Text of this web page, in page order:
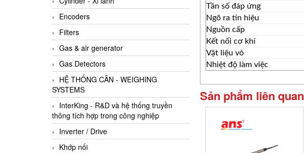
Encoders
Filters
Gas & air generator
Gas Detectors
HỆ THỐNG CÂN - WEIGHING
SYSTEMS
InterKing - R&D và hệ thống truyền
thông tích hợp trong công nghiệp
Inverter / Drive
Khớp nối
Tần số đáp ứng
Ngõ ra tín hiệu
Nguồn cấp
Kết nối cơ khí
Vật liệu vỏ
Nhiệt độ làm việc
Sản phẩm liên quan